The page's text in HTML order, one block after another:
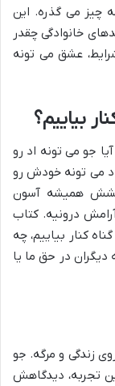
چیز می گذره. این
خانوادگی چقدر
عشق می تونه
بیاییم؟
جو می تونه اد رو
می تونه خودش رو
همیشه آسون
درونیه. کتاب
کنار بیاییم، چه
در حق ما یا
زندگی و مرگه. جو
تجربه، دیدگاهش